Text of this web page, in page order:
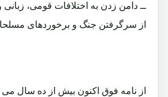
ــ دامن زدن به اختلافات قومی،
از سرگرفتن جنگ و برخوردهای
از نامه فوق اکنون بیش از ده سال می